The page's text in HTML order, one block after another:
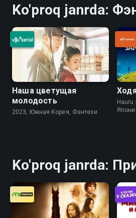
Ko'proq janrda:
Наша цветущая
молодость
2023, Южная Корея, Фэнтези
Hauru
Ko'proq janrda: